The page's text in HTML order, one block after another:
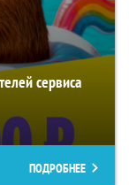
сервиса
ПОДРОБНЕЕ